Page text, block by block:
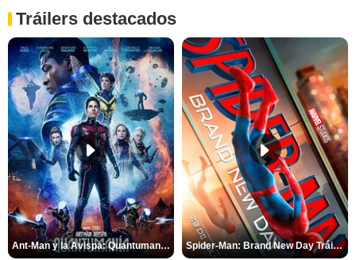
Tráilers destacados
Ant-Man y la Avispa: Quantumanía Tráiler (2) Spider-Man: Brand New Day Tráiler (3)